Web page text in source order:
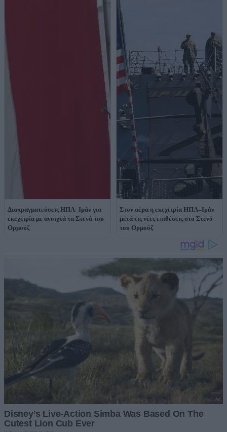
Διαπραγματεύσεις ΗΠΑ- Ιράν για
εκεχειρία με ανοιχτά τα Στενά του
Ορμούζ
Στον αέρα η εκεχειρία ΗΠΑ–Ιράν
μετά τις νέες επιθέσεις στο Στενό
του Ορμούζ